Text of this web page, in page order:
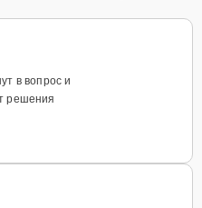
в вопрос и
решения